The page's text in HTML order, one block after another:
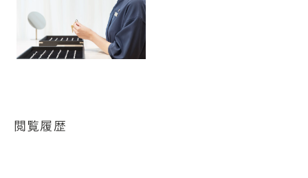
閲覧履歴